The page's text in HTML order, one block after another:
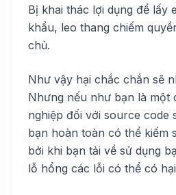
Bị khai thác lợi dụng để lấy
khẩu, leo thang chiếm
chủ.
Như vậy hại chắc chắn sẽ
Nhưng nếu như bạn là một
nghiệp đối với source code
bạn hoàn toàn có thể kiếm
bởi khi bạn tải về sử dụng
lỗ hổng các lỗi có thể có